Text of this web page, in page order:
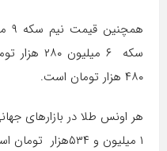
۴۸۰ هزار تومان است.
۱ میلیون و ۵۳۴هزار تومان است.